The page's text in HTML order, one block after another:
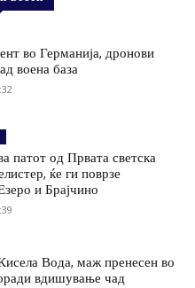
во Германија, дронови
воена база
патот од Првата светска
ќе ги поврзе
и Брајчино
Вода, маж пренесен во
вдишување чад